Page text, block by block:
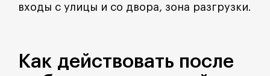
входы с улицы и со двора, зона разгрузки.
Как действовать после